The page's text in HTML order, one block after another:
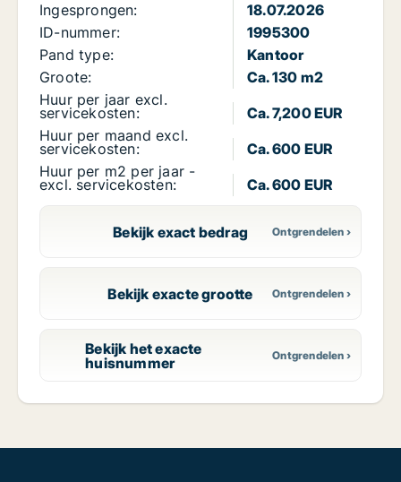
Ingesprongen:
18.07.2026
ID-nummer:
1995300
Pand type:
Kantoor
Groote:
Ca. 130 m2
Huur per jaar excl.
servicekosten:
Ca. 7,200 EUR
Huur per maand excl.
servicekosten:
Ca. 600 EUR
Huur per m2 per jaar -
excl. servicekosten: Ca. 600 EUR
Bekijk exact bedrag
Bekijk exacte grootte
Bekijk het exacte
huisnummer